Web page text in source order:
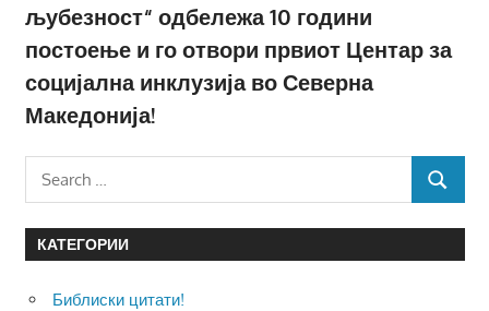
љубезност“ одбележа 10 години
постоење и го отвори првиот Центар за
социјална инклузија во Северна
Македонија!
Search
for:
SEARCH
КАТЕГОРИИ
Библиски цитати!